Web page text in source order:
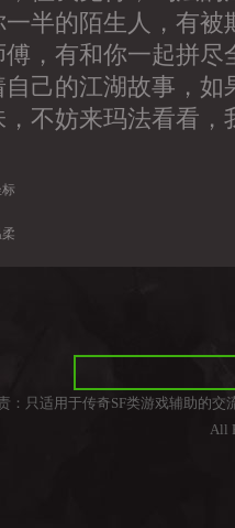
半的陌生人，有被
，有和你一起拼
己的江湖故事，如
不妨来玛法看看，
：只适用于传奇SF类游戏辅助的
All